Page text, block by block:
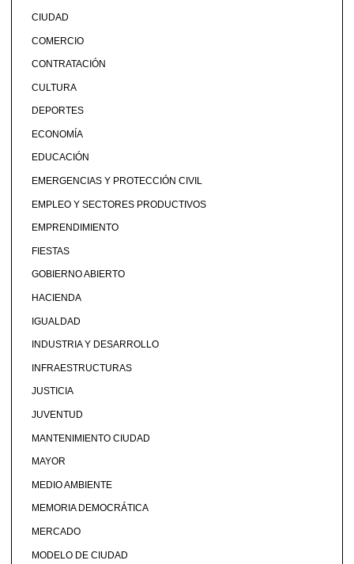
CIUDAD
COMERCIO
CONTRATACIÓN
CULTURA
DEPORTES
ECONOMÍA
EDUCACIÓN
EMERGENCIAS Y PROTECCIÓN CIVIL
EMPLEO Y SECTORES PRODUCTIVOS
EMPRENDIMIENTO
FIESTAS
GOBIERNO ABIERTO
HACIENDA
IGUALDAD
INDUSTRIA Y DESARROLLO
INFRAESTRUCTURAS
JUSTICIA
JUVENTUD
MANTENIMIENTO CIUDAD
MAYOR
MEDIO AMBIENTE
MEMORIA DEMOCRÁTICA
MERCADO
MODELO DE CIUDAD